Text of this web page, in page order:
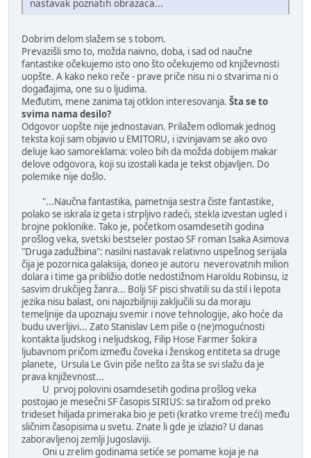
nastavak poznatih obrazaca...
Dobrim delom slažem se s tobom.
Prevazišli smo to, možda naivno, doba, i sad od naučne
fantastike očekujemo isto ono što očekujemo od književnosti
uopšte. A kako neko reče - prave priče nisu ni o stvarima ni o
događajima, one su o ljudima.
Međutim, mene zanima taj otklon interesovanja. Šta se to
svima nama desilo?
Odgovor uopšte nije jednostavan. Prilažem odlomak jednog
teksta koji sam objavio u EMITORU, i izvinjavam se ako ovo
deluje kao samoreklama: voleo bih da možda dobijem makar
delove odgovora, koji su izostali kada je tekst objavljen. Do
polemike nije došlo.
"...Naučna fantastika, pametnija sestra čiste fantastike,
polako se iskrala iz geta i strpljivo radeći, stekla izvestan ugled i
brojne poklonike. Tako je, početkom osamdesetih godina
prošlog veka, svetski bestseler postao SF roman Isaka Asimova
"Druga zadužbina": nasilni nastavak relativno uspešnog serijala
čija je pozornica galaksija, doneo je autoru neverovatnih milion
dolara i time ga približio dotle nedostižnom Haroldu Robinsu, iz
sasvim drukčijeg žanra... Bolji SF pisci shvatili su da stil i lepota
jezika nisu balast, oni najozbiljniji zaključili su da moraju
temeljnije da upoznaju svemir i nove tehnologije, ako hoće da
budu uverljivi... Zato Stanislav Lem piše o (ne)mogućnosti
kontakta ljudskog i neljudskog, Filip Hose Farmer šokira
ljubavnom pričom između čoveka i ženskog entiteta sa druge
planete, Ursula Le Gvin piše nešto za šta se svi slažu da je
prava književnost...
U prvoj polovini osamdesetih godina prošlog veka
postojao je mesečni SF časopis SIRIUS: sa tiražom od preko
trideset hiljada primeraka bio je peti (kratko vreme treći) među
sličnim časopisima u svetu. Znate li gde je izlazio? U danas
zaboravljenoj zemlji Jugoslaviji.
Oni u zrelim godinama setiće se pomame koja je na